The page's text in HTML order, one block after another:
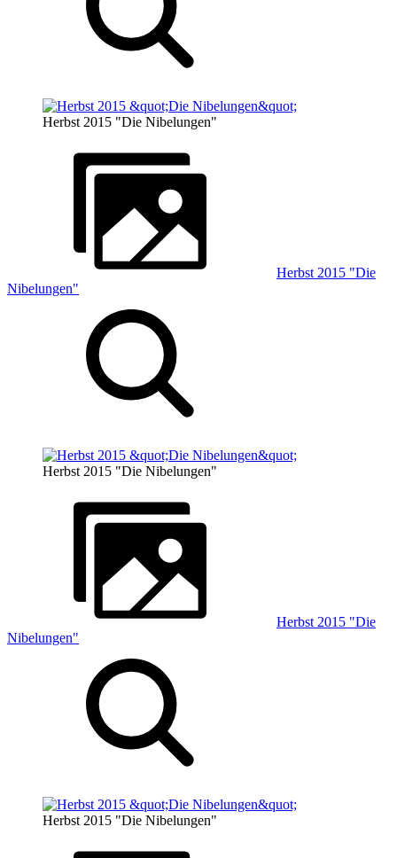
Herbst 2015 "Die Nibelungen"
Herbst 2015 "Die
Nibelungen"
Herbst 2015 "Die Nibelungen"
Herbst 2015 "Die
Nibelungen"
Herbst 2015 "Die Nibelungen"